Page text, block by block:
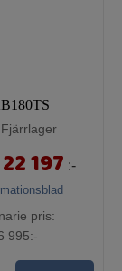
Fjärrlager
22 197 :-
pris:
995:-